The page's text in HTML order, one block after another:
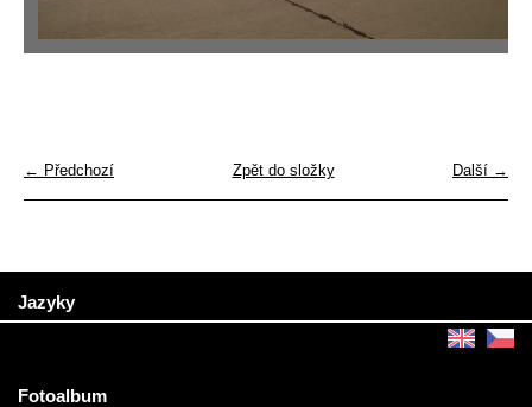
← Předchozí Další →
Zpět do složky
Jazyky
Fotoalbum